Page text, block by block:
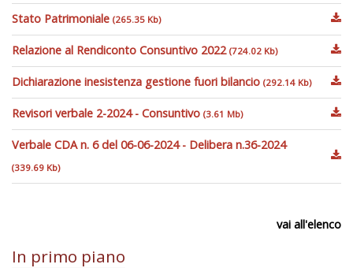
Stato Patrimoniale (265.35 Kb)
Relazione al Rendiconto Consuntivo 2022 (724.02 Kb)
Dichiarazione inesistenza gestione fuori bilancio (292.14 Kb)
Revisori verbale 2-2024 - Consuntivo (3.61 Mb)
Verbale CDA n. 6 del 06-06-2024 - Delibera n.36-2024
(339.69 Kb)
vai all'elenco
In primo piano